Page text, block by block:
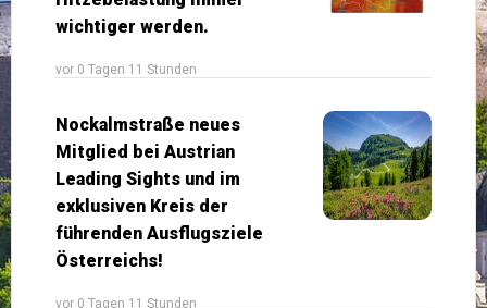
wichtiger werden.
vor 0 Tagen 11 Stunden
Nockalmstraße neues
Mitglied bei Austrian
Leading Sights und im
exklusiven Kreis der
führenden Ausflugsziele
Österreichs!
vor 0 Tagen 11 Stunden